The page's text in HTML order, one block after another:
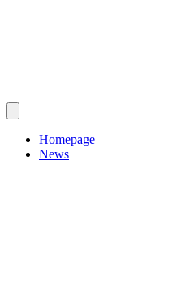
Homepage
News